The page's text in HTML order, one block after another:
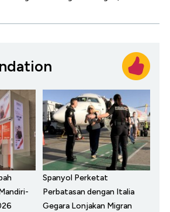
Spanyol Perketat
Perbatasan dengan Italia
Gegara Lonjakan Migran